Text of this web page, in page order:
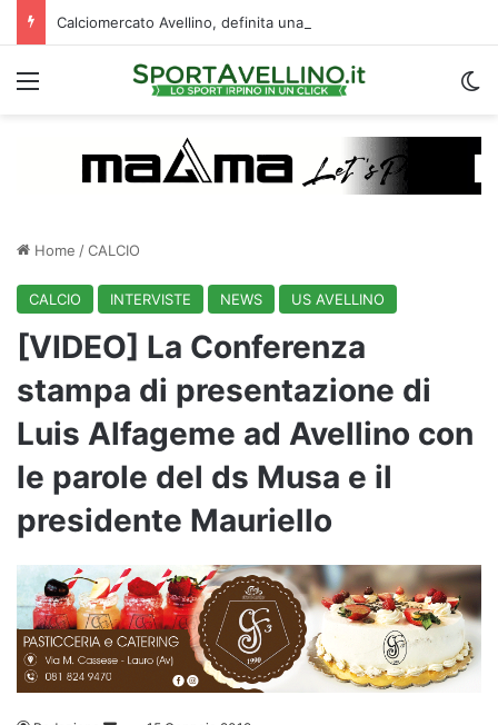
Menu
Home /CALCIO
CALCIO INTERVISTE NEWS US AVELLINO
[VIDEO] La Conferenza
stampa di presentazione di
Luis Alfageme ad Avellino con
le parole del ds Musa e il
presidente Mauriello